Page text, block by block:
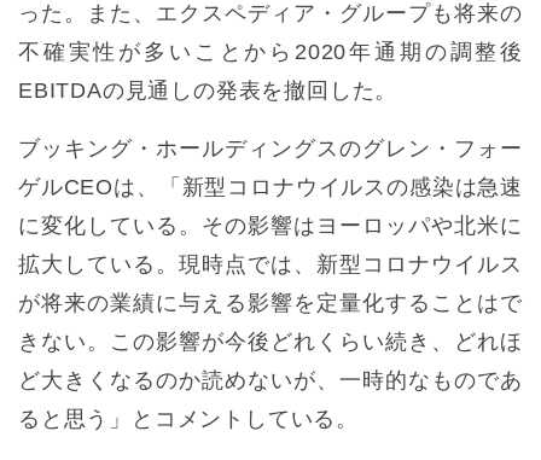
った。また、エクスペディア・グループも将来の
不確実性が多いことから2020年通期の調整後
EBITDAの見通しの発表を撤回した。
ブッキング・ホールディングスのグレン・フォー
ゲルCEOは、「新型コロナウイルスの感染は急速
に変化している。その影響はヨーロッパや北米に
拡大している。現時点では、新型コロナウイルス
が将来の業績に与える影響を定量化することはで
きない。この影響が今後どれくらい続き、どれほ
ど大きくなるのか読めないが、一時的なものであ
ると思う」とコメントしている。